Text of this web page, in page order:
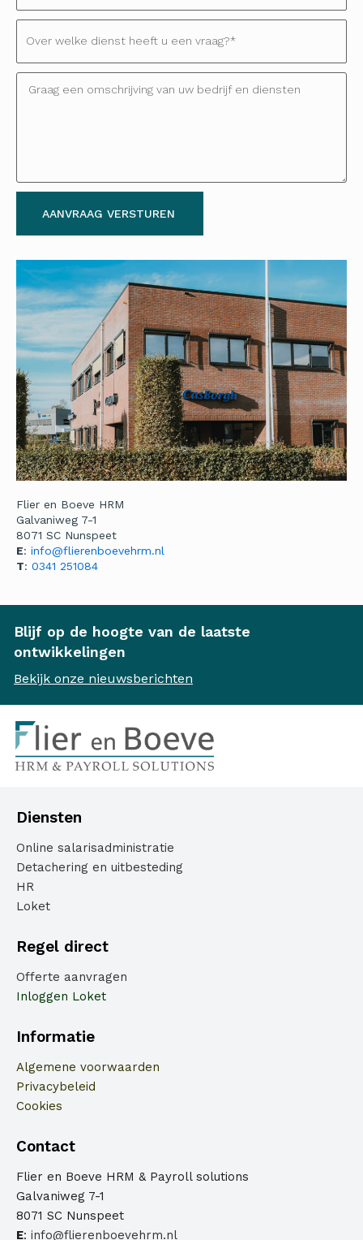
AANVRAAG VERSTUREN
Flier en Boeve HRM
Galvaniweg 7-1
8071 SC Nunspeet
E: info@flierenboevehrm.nl
T: 0341 251084
Blijf op de hoogte van de laatste
ontwikkelingen
Bekijk onze nieuwsberichten
Diensten
Online salarisadministratie
Detachering en uitbesteding
HR
Loket
Regel direct
Offerte aanvragen
Inloggen Loket
Informatie
Algemene voorwaarden
Privacybeleid
Cookies
Contact
Flier en Boeve HRM & Payroll solutions
Galvaniweg 7-1
8071 SC Nunspeet
E: info@flierenboevehrm.nl